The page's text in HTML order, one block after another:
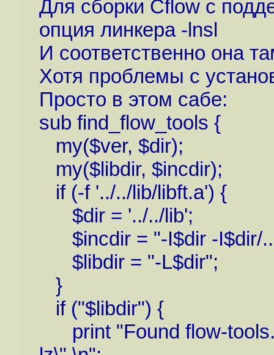
Для сборки Cflow c
опция линкера -lnsl
И соответственно она
Хотя проблемы с
Просто в этом сабе:
sub find_flow_tools {
my($ver, $dir);
my($libdir, $incdir);
if (-f '../../lib/libft.a') {
$dir = '../../lib';
$incdir = "-I$dir -I$dir/
$libdir = "-L$dir";
}
if ("$libdir") {
print "Found flow-